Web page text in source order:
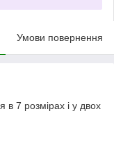
Умови повернення
в 7 розмірах і у двох